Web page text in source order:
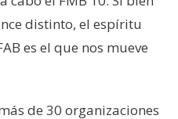
distinto, el espíritu
es el que nos mueve
de 30 organizaciones